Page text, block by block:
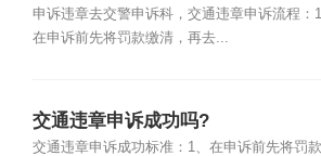
申诉违章去交警申诉科，交通违章申诉流程：1
在申诉前先将罚款缴清，再去...
交通违章申诉成功吗?
交通违章申诉成功标准：1、在申诉前先将罚